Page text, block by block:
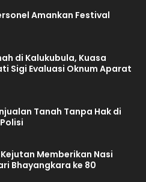
Amankan Festival
di Kalukubula, Kuasa
Sigi Evaluasi Oknum Aparat
Tanah Tanpa Hak di
Memberikan Nasi
Bhayangkara ke 80